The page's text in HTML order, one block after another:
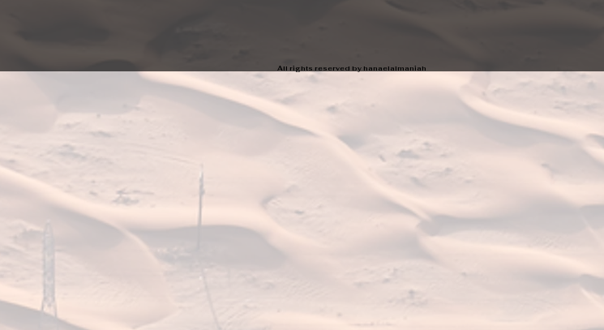
All rights reserved by hanaelalmaniah